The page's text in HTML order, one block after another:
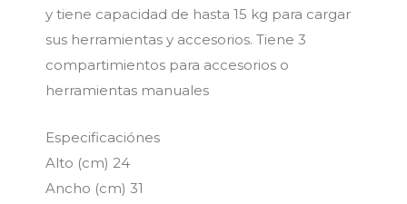
y tiene capacidad de hasta 15 kg para cargar
sus herramientas y accesorios. Tiene 3
compartimientos para accesorios o
herramientas manuales
Especificaciónes
Alto (cm) 24
Ancho (cm) 31